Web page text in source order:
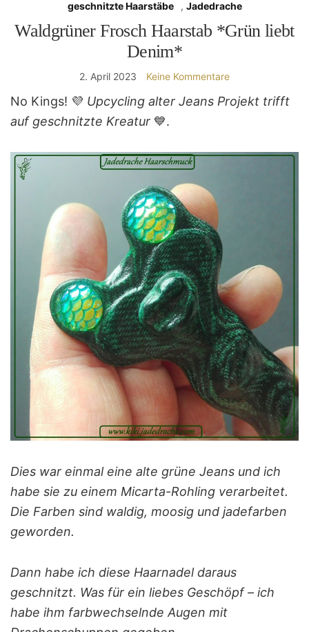
geschnitzte Haarstäbe , Jadedrache
Waldgrüner Frosch Haarstab *Grün liebt
Denim*
2. April 2023 Keine Kommentare
No Kings! 💜 Upcycling alter Jeans Projekt trifft
auf geschnitzte Kreatur 💙.
Dies war einmal eine alte grüne Jeans und ich
habe sie zu einem Micarta-Rohling verarbeitet.
Die Farben sind waldig, moosig und jadefarben
geworden.
Dann habe ich diese Haarnadel daraus
geschnitzt. Was für ein liebes Geschöpf – ich
habe ihm farbwechselnde Augen mit